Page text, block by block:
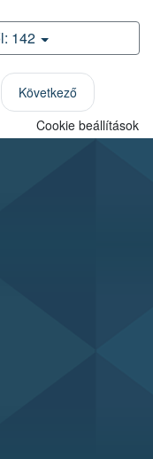
142
Következő
Cookie beállítások